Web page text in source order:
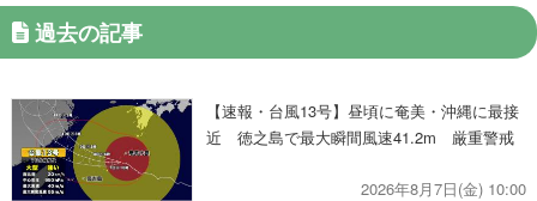
過去の記事
【速報・台風13号】昼頃に奄美・沖縄に最接
近 徳之島で最大瞬間風速41.2m 厳重警戒
2026年8月7日(金) 10:00